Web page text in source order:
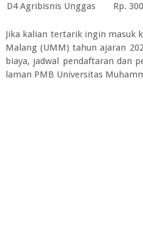
D4 Agribisnis Unggas
Rp.
Jika kalian tertarik ingin masuk
Malang (UMM) tahun ajaran
biaya, jadwal pendaftaran dan
laman PMB Universitas